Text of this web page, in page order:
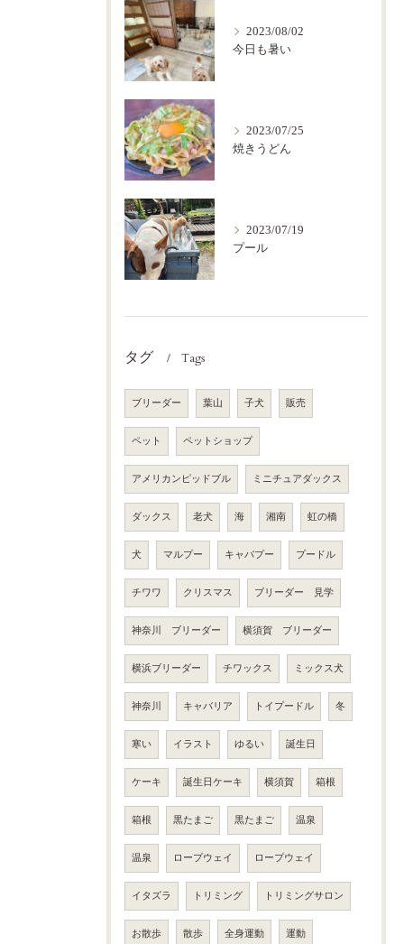
2023/08/02
今日も暑い
2023/07/25
焼きうどん
2023/07/19
プール
タグ Tags
ブリーダー 葉山 子犬 販売
ペット ペットショップ
アメリカンピッドブル ミニチュアダックス
ダックス 老犬 海 湘南 虹の橋
犬 マルプー キャバプー プードル
チワワ クリスマス ブリーダー 見学
神奈川 ブリーダー 横須賀 ブリーダー
横浜ブリーダー チワックス ミックス犬
神奈川 キャバリア トイプードル 冬
寒い イラスト ゆるい 誕生日
ケーキ 誕生日ケーキ 横須賀 箱根
箱根 黒たまご 黒たまご 温泉
温泉 ロープウェイ ロープウェイ
イタズラ トリミング トリミングサロン
お散歩 散歩 全身運動 運動